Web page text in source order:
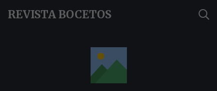
REVISTA BOCETOS